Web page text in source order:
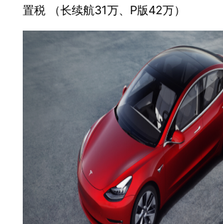
置税 （长续航31万、P版42万）